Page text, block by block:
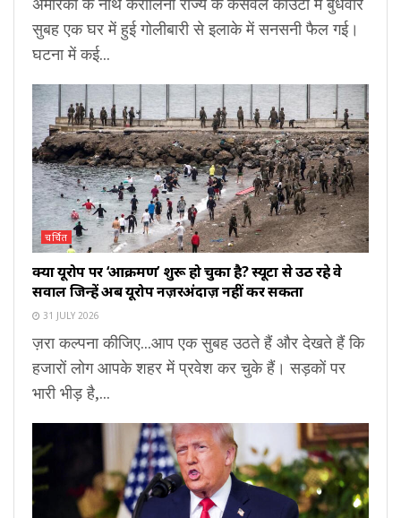
सुबह एक घर में हुई गोलीबारी से इलाके में सनसनी फैल गई।
घटना में कई...
चर्चित
क्या यूरोप पर ‘आक्रमण’ शुरू हो चुका है? स्यूटा से उठ रहे वे
सवाल जिन्हें अब यूरोप नज़रअंदाज़ नहीं कर सकता
31 JULY 2026
ज़रा कल्पना कीजिए...आप एक सुबह उठते हैं और देखते हैं कि
हजारों लोग आपके शहर में प्रवेश कर चुके हैं। सड़कों पर
भारी भीड़ है,...